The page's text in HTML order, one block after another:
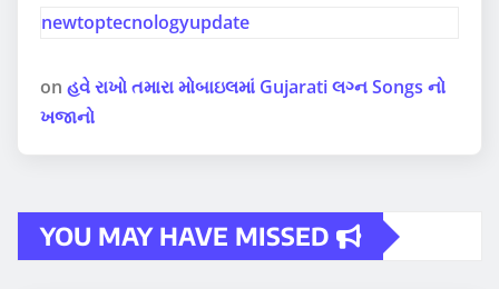
newtoptecnologyupdate
on હવે રાખો તમારા મોબાઇલમાં Gujarati લગ્ન Songs નો
ખજાનો
YOU MAY HAVE MISSED